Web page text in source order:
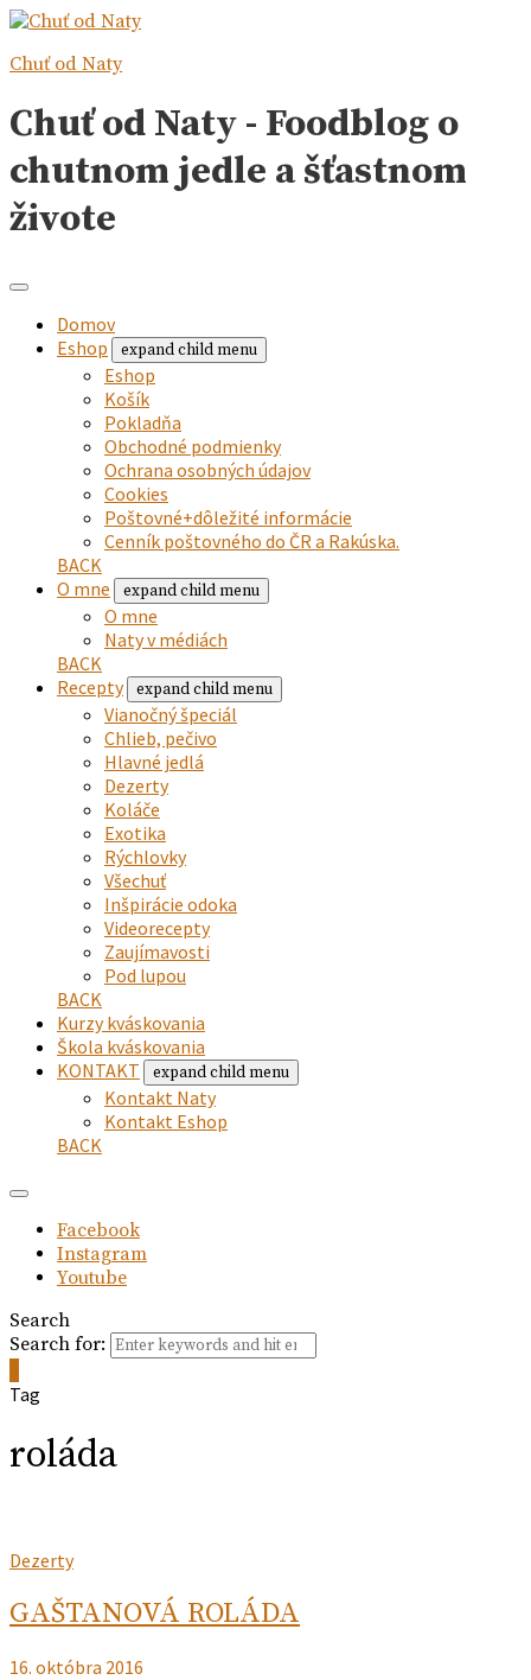
Chuť od Naty
Chuť od Naty - Foodblog o
chutnom jedle a šťastnom
živote
Domov
Eshop
expand child menu
Eshop
Košík
Pokladňa
Obchodné podmienky
Ochrana osobných údajov
Cookies
Poštovné+dôležité informácie
Cenník poštovného do ČR a Rakúska.
BACK
O mne
expand child menu
O mne
Naty v médiách
BACK
Recepty
expand child menu
Vianočný špeciál
Chlieb, pečivo
Hlavné jedlá
Dezerty
Koláče
Exotika
Rýchlovky
Všechuť
Inšpirácie odoka
Videorecepty
Zaujímavosti
Pod lupou
BACK
Kurzy kváskovania
Škola kváskovania
KONTAKT
expand child menu
Kontakt Naty
Kontakt Eshop
BACK
Facebook
Instagram
Youtube
Search
Search for:
Tag
roláda
Dezerty
GAŠTANOVÁ ROLÁDA
16. októbra 2016